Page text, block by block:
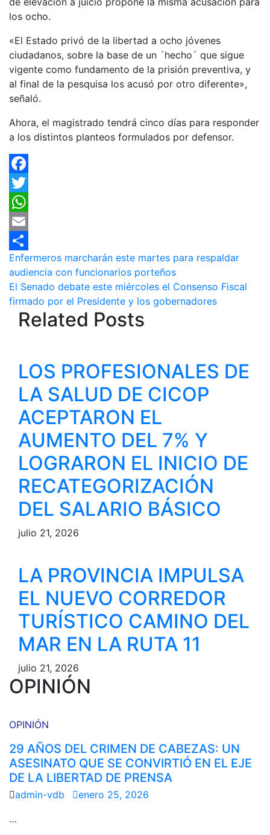
los ocho.
«El Estado privó de la libertad a ocho jóvenes
ciudadanos, sobre la base de un ´hecho´ que sigue
vigente como fundamento de la prisión preventiva, y
al final de la pesquisa los acusó por otro diferente»,
señaló.
Ahora, el magistrado tendrá cinco días para responder
a los distintos planteos formulados por defensor.
Facebook
Twitter
WhatsApp
Email
Compartir
Navegación
de
entradas
Enfermeros marcharán este martes para respaldar
audiencia con funcionarios porteños
El Senado debate este miércoles el Consenso Fiscal
firmado por el Presidente y los gobernadores
Related Posts
LOS PROFESIONALES DE
LA SALUD DE CICOP
ACEPTARON EL
AUMENTO DEL 7% Y
LOGRARON EL INICIO DE
RECATEGORIZACIÓN
DEL SALARIO BÁSICO
julio 21, 2026
LA PROVINCIA IMPULSA
EL NUEVO CORREDOR
TURÍSTICO CAMINO DEL
MAR EN LA RUTA 11
julio 21, 2026
OPINIÓN
OPINIÓN
29 AÑOS DEL CRIMEN DE CABEZAS: UN
ASESINATO QUE SE CONVIRTIÓ EN EL EJE
DE LA LIBERTAD DE PRENSA
admin-vdb
enero 25, 2026
…